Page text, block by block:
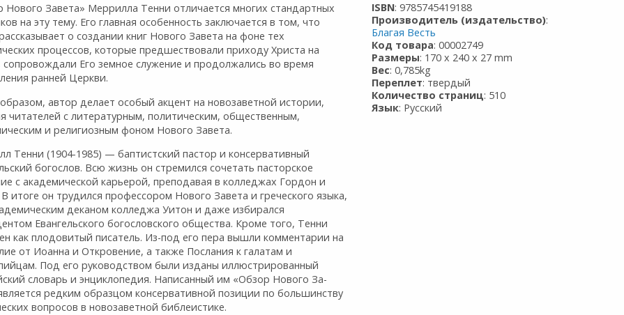
Нового Завета» Меррилла Тенни отличается многих стандарт­ных
на эту тему. Его главная особенность заключается в том, что
о создании книг Нового Завета на фоне тех
процессов, которые предшествовали приходу Христа на
Его земное служение и продолжались во вре­мя
ранней Церкви.
автор делает особый акцент на новозаветной истории,
читателей с литературным, политическим, общественным,
и религиозным фоном Нового Завета.
Тенни (1904-1985) — баптистский пастор и консервативный
богослов. Всю жизнь он стремился сочетать пасторское
с академической карьерой, преподавая в колледжах Гордон и
итоге он трудился профессором Нового Завета и греческого языка,
деканом колледжа Уитон и даже избирался
Евангельского богословского общества. Кроме того, Тенни
как плодовитый писатель. Из-под его пера вышли коммента­рии на
от Иоанна и Откровение, а также Послания к галатам и
Под его руководством были изданы иллюстрированный
словарь и энциклопедия. Написанный им «Обзор Нового За­
редким образцом консервативной позиции по большин­ству
вопросов в новозаветной библеистике.
ISBN: 9785745419188
Производитель (издательство):
Благая Весть
Код товара: 00002749
Размеры: 170 x 240 x 27 mm
Вес: 0,785kg
Переплет: твердый
Количество страниц: 510
Язык: Русский